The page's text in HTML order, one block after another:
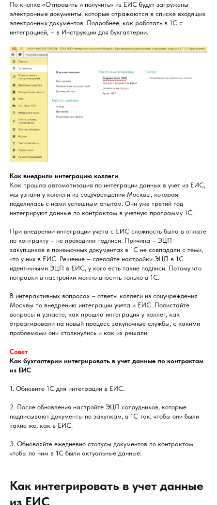
По кнопке «Отправить и получить» из ЕИС будут загружены
электронные документы, которые отражаются в списке входящих
электронных документов. Подробнее, как работать в 1С с
интеграцией, – в Инструкции для бухгалтерии.
Как внедрили интеграцию коллеги
Как прошла автоматизация по интеграции данных в учет из ЕИС,
мы узнали у коллеги из соцучреждения Москвы, которая
поделилась с нами успешным опытом. Они уже третий год
интегрируют данные по контрактам в учетную программу 1С.
При внедрении интеграции учета с ЕИС сложность была в оплате
по контракту – не проходили подписи. Причина – ЭЦП
закупщиков в приемочных документах в 1С не совпадали с теми,
что у них в ЕИС. Решение – сделайте настройки ЭЦП в 1С
идентичными ЭЦП в ЕИС, у кого есть такие подписи. Потому что
поправки в настройки можно вносить только в 1С.
В интерактивных вопросах – ответы коллеги из соцучреждения
Москвы по внедрению интеграции учета и ЕИС. Полистайте
вопросы и узнаете, как прошла интеграция у коллег, как
отреагировали на новый процесс закупочные службы, с какими
проблемами они столкнулись и как их решали.
Совет
Как бухгалтерии интегрировать в учет данные по контрактам
из ЕИС
1. Обновите 1С для интеграции в ЕИС.
2. После обновления настройте ЭЦП сотрудников, которые
подписывают документы по закупкам, в 1С так, чтобы они были
такие же, как в ЕИС.
3. Обновляйте ежедневно статусы документов по контрактам,
чтобы по ним в 1С были актуальные данные.
Как интегрировать в учет данные
из ЕИС